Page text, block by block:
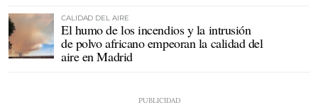
CALIDAD DEL AIRE
El humo de los incendios y la intrusión
de polvo africano empeoran la calidad del
aire en Madrid